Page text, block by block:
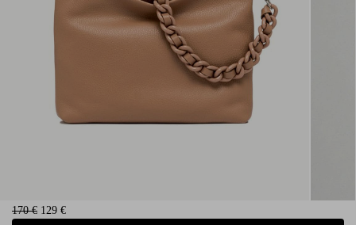
170 € 129 €